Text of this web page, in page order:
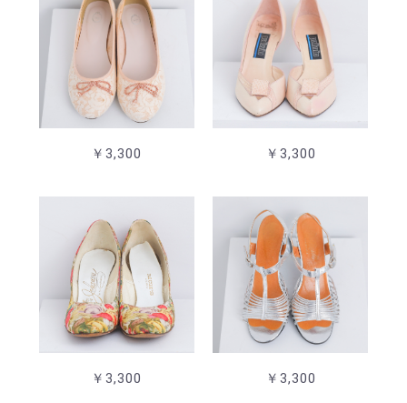
￥3,300 ￥3,300
￥3,300 ￥3,300